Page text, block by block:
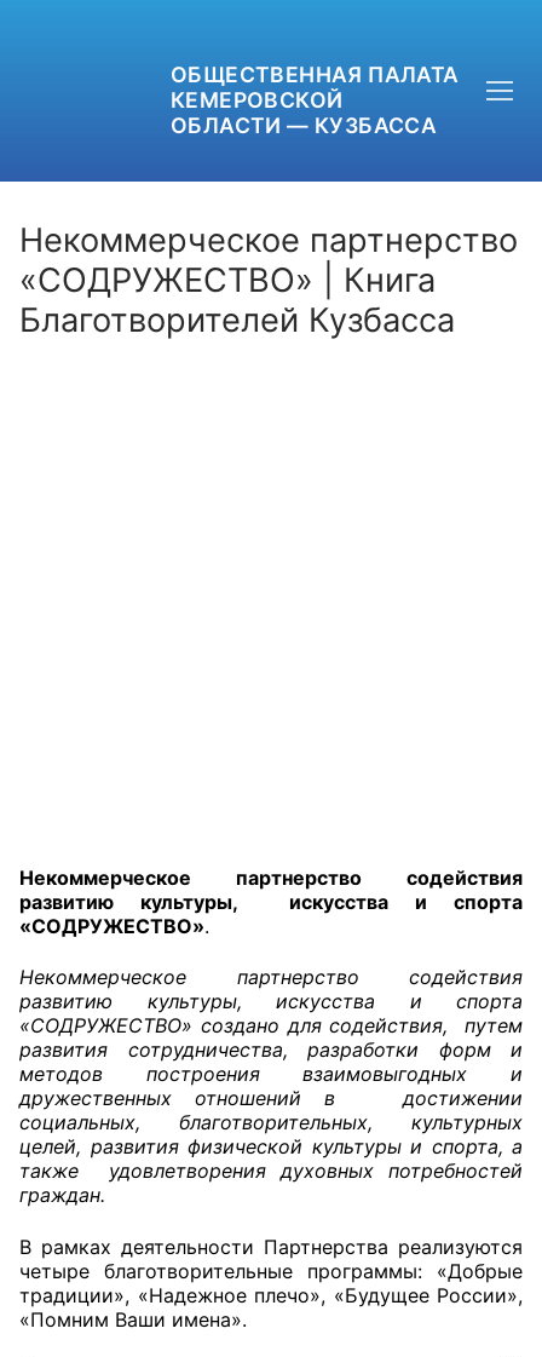
ОБЩЕСТВЕННАЯ ПАЛАТА
КЕМЕРОВСКОЙ
ОБЛАСТИ — КУЗБАССА
+7 (3842) 58-82-40
оказания услуг
О Палате
Структура Палаты
Комиссии
Экспертный совет ОП КО
Совет ОП КО
Общественный штаб
Члены ОП КО
Документы ОП КО
Некоммерческое партнерство
«СОДРУЖЕСТВО» | Книга
Благотворителей Кузбасса
Некоммерческое партнерство содействия
развитию культуры, искусства и спорта
«СОДРУЖЕСТВО».
Некоммерческое партнерство содействия
развитию культуры, искусства и спорта
«СОДРУЖЕСТВО» создано для содействия, путем
развития сотрудничества, разработки форм и
методов построения взаимовыгодных и
дружественных отношений в достижении
социальных, благотворительных, культурных
целей, развития физической культуры и спорта, а
также удовлетворения духовных потребностей
граждан.
В рамках деятельности Партнерства реализуются
четыре благотворительные программы: «Добрые
традиции», «Надежное плечо», «Будущее России»,
«Помним Ваши имена».